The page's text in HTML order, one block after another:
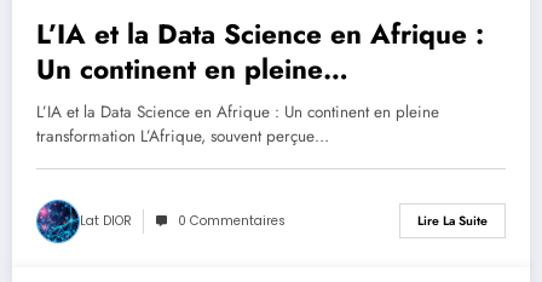
L’IA et la Data Science en Afrique :
Un continent en pleine
transformation
L’IA et la Data Science en Afrique : Un continent en pleine
transformation L’Afrique, souvent perçue…
Lat DIOR 0 Commentaires Lire La Suite